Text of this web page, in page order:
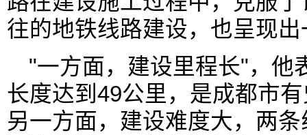
往的地铁线路建设，也呈现
"一方面，建设里程长"，他
长度达到49公里，是成都市
另一方面，建设难度大，两